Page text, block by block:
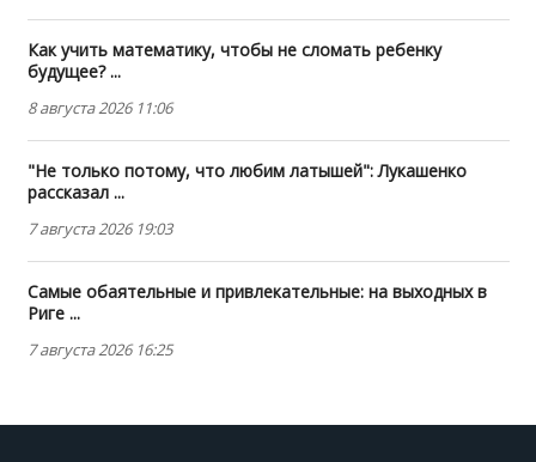
Как учить математику, чтобы не сломать ребенку
будущее? ...
8 августа 2026 11:06
"Не только потому, что любим латышей": Лукашенко
рассказал ...
7 августа 2026 19:03
Самые обаятельные и привлекательные: на выходных в
Риге ...
7 августа 2026 16:25